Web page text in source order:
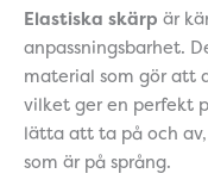
Elastiska skärp är
anpassningsbarhet.
material som gör att
vilket ger en perfekt
lätta att ta på och
som är på språng.